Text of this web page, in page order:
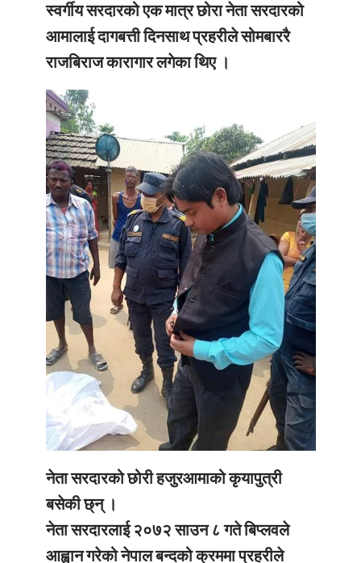
स्वर्गीय सरदारको एक मात्र छोरा नेता सरदारको
आमालाई दागबत्ती दिनसाथ प्रहरीले सोमबाररै
राजबिराज कारागार लगेका थिए ।
नेता सरदारको छोरी हजुरआमाको कृयापुत्री
बसेकी छ्न् ।
नेता सरदारलाई २०७२ साउन ८ गते बिप्लवले
आह्वान गरेको नेपाल बन्दको क्रममा प्रहरीले